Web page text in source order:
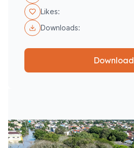
Likes:
Downloads:
Download